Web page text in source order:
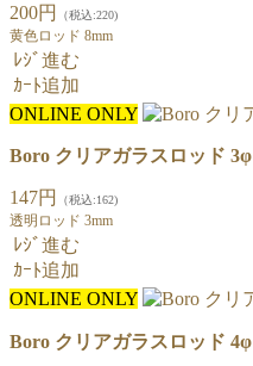
200円 （税込:220)
黄色ロッド 8mm
ﾚｼﾞ進む
ｶｰﾄ追加
ONLINE ONLY
Boro クリアガラスロッド 3φ
147円 （税込:162)
透明ロッド 3mm
ﾚｼﾞ進む
ｶｰﾄ追加
ONLINE ONLY
Boro クリアガラスロッド 4φ